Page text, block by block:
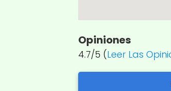
Opiniones
4.7/5 (Leer Las